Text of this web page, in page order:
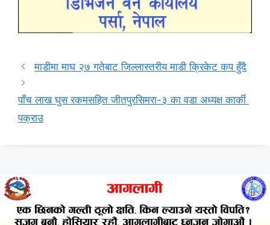
माडीमा माघ २७ गतेबाट जिल्लास्तरीय माडी क्रिकेट कप हुँदै
पाँच लाख घुस रकमसहित जीतपुरसिमरा-३ का वडा अध्यक्ष कार्की
पक्राउ